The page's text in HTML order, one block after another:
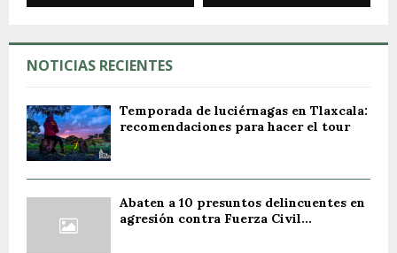
NOTICIAS RECIENTES
Temporada de luciérnagas en Tlaxcala:
recomendaciones para hacer el tour
Abaten a 10 presuntos delincuentes en
agresión contra Fuerza Civil...